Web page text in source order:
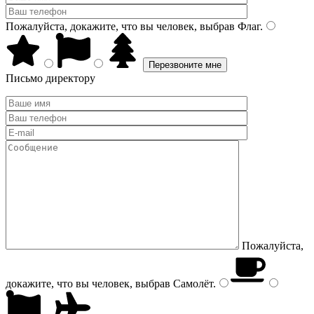
Пожалуйста, докажите, что вы человек, выбрав Флаг.
Письмо директору
Пожалуйста,
докажите, что вы человек, выбрав Самолёт.